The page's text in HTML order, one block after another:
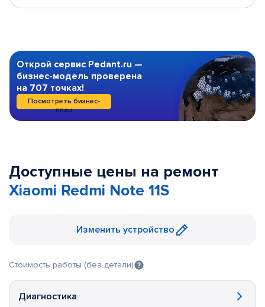
Открой сервис Pedant.ru —
бизнес-модель проверена
на 707 точках!
Посмотреть бизнес-
план
Доступные цены на ремонт
Xiaomi Redmi Note 11S
Изменить устройство
Стоимость работы (без детали)
Диагностика